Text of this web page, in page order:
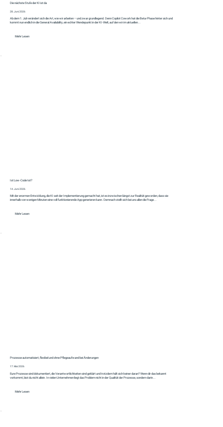
Die nächste Stufe der KI ist da
28. Juni 2026
Ab dem 1. Juli verändert sich die Art, wie wir arbeiten – und zwar grundlegend. Denn Copilot Cowork hat die Beta-Phase hinter sich und
kommt nun endlich in die General Availability, ein echter Wendepunkt in der KI-Welt, auf den wir im aktuellen...
Mehr Lesen
Ist Low-Code tot?
14. Juni 2026
Mit der enormen Entwicklung, die KI seit der Implementierung gemacht hat, ist es inzwischen längst zur Realität geworden, dass sie
innerhalb von wenigen Minuten eine voll funktionierende App generieren kann. Demnach stellt sich bei uns allen die Frage...
Mehr Lesen
Prozesse automatisiert, flexibel und ohne Pflegeaufwand bei Änderungen
17. Mai 2026
Eure Prozesse sind dokumentiert, die Verantwortlichkeiten sind geklärt und trotzdem hält sich keiner daran? Wenn dir das bekannt
vorkommt, bist du nicht allein. In vielen Unternehmen liegt das Problem nicht in der Qualität der Prozesse, sondern darin...
Mehr Lesen